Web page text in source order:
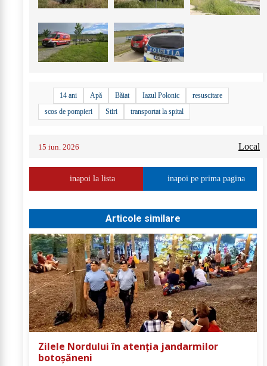
14 ani Apă Băiat Iazul Polonic
resuscitare
scos de pompieri
Stiri transportat la spital
15 iun. 2026 Local
inapoi la lista inapoi pe prima pagina
Articole similare
Zilele Nordului în atenția jandarmilor
botoșăneni